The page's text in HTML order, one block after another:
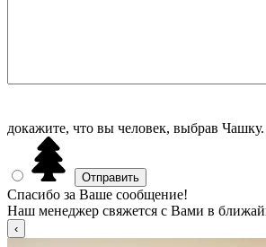
докажите, что вы человек, выбрав Чашку.
Спасибо за Ваше сообщение!
Наш менеджер свяжется с Вами в